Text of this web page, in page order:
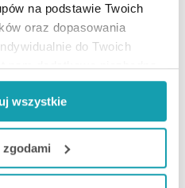
na podstawie Twoich
oraz dopasowania
do Twoich
nam dodatkowo niezbędna
oraz jego
od funkcji, dane o tym jak
również przekazywane
i analitycznych.
zgodę i wybrać tylko
wszystkie
zgodami
opalaniu? Przegląd
Co robić, aby na twarzy